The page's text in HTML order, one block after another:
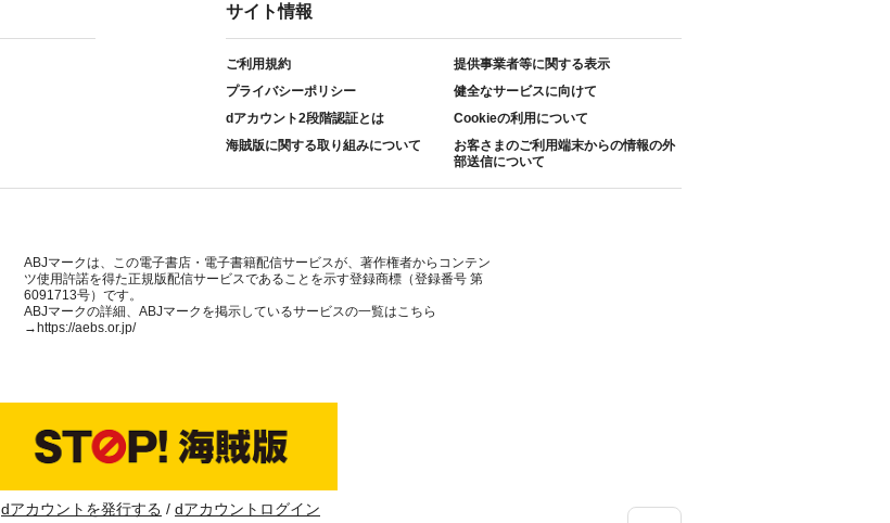
サイト情報
ご利用規約
提供事業者等に関する表示
プライバシーポリシー
健全なサービスに向けて
dアカウント2段階認証とは
Cookieの利用について
海賊版に関する取り組みについて
お客さまのご利用端末からの情報の外
部送信について
ABJマークは、この電子書店・電子書籍配信サービスが、著作権者からコンテン
ツ使用許諾を得た正規版配信サービスであることを示す登録商標（登録番号 第
6091713号）です。
ABJマークの詳細、ABJマークを掲示しているサービスの一覧はこちら
→https://aebs.or.jp/
dアカウントを発行する dアカウントログイン